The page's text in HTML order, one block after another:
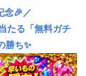
念🎉／
たる「無料ガチ
勝ち✨